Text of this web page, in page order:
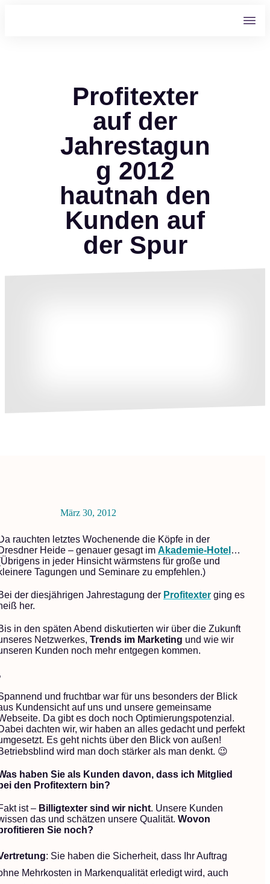
Profitexter
auf der
Jahrestagun
g 2012
hautnah den
Kunden auf
der Spur
März 30, 2012
rauchten letztes Wochenende die Köpfe in der
Heide – genauer gesagt im Akademie-Hotel …
in jeder Hinsicht wärmstens für große und
Tagungen und Seminare zu empfehlen.)
der diesjährigen Jahrestagung der Profitexter ging es
her.
in den späten Abend diskutierten wir über die Zukunft
Netzwerkes, Trends im Marketing und wie wir
Kunden noch mehr entgegen kommen.
und fruchtbar war für uns besonders der Blick
Kundensicht auf uns und unsere gemeinsame
Da gibt es doch noch Optimierungspotenzial.
dachten wir, wir haben an alles gedacht und perfekt
Es geht nichts über den Blick von außen!
wird man doch stärker als man denkt. 😉
haben Sie als Kunden davon, dass ich Mitglied
den Profitextern bin?
ist – Billigtexter sind wir nicht. Unsere Kunden
das und schätzen unsere Qualität. Wovon
Sie noch?
: Sie haben die Sicherheit, dass Ihr Auftrag
Mehrkosten in Markenqualität erledigt wird, auch